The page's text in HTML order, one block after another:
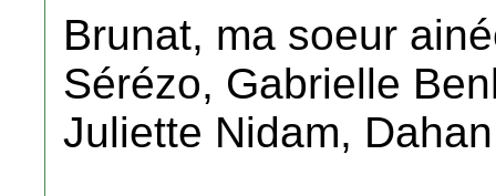
Brunat, ma soeur
Sérézo, Gabrielle
Juliette Nidam,